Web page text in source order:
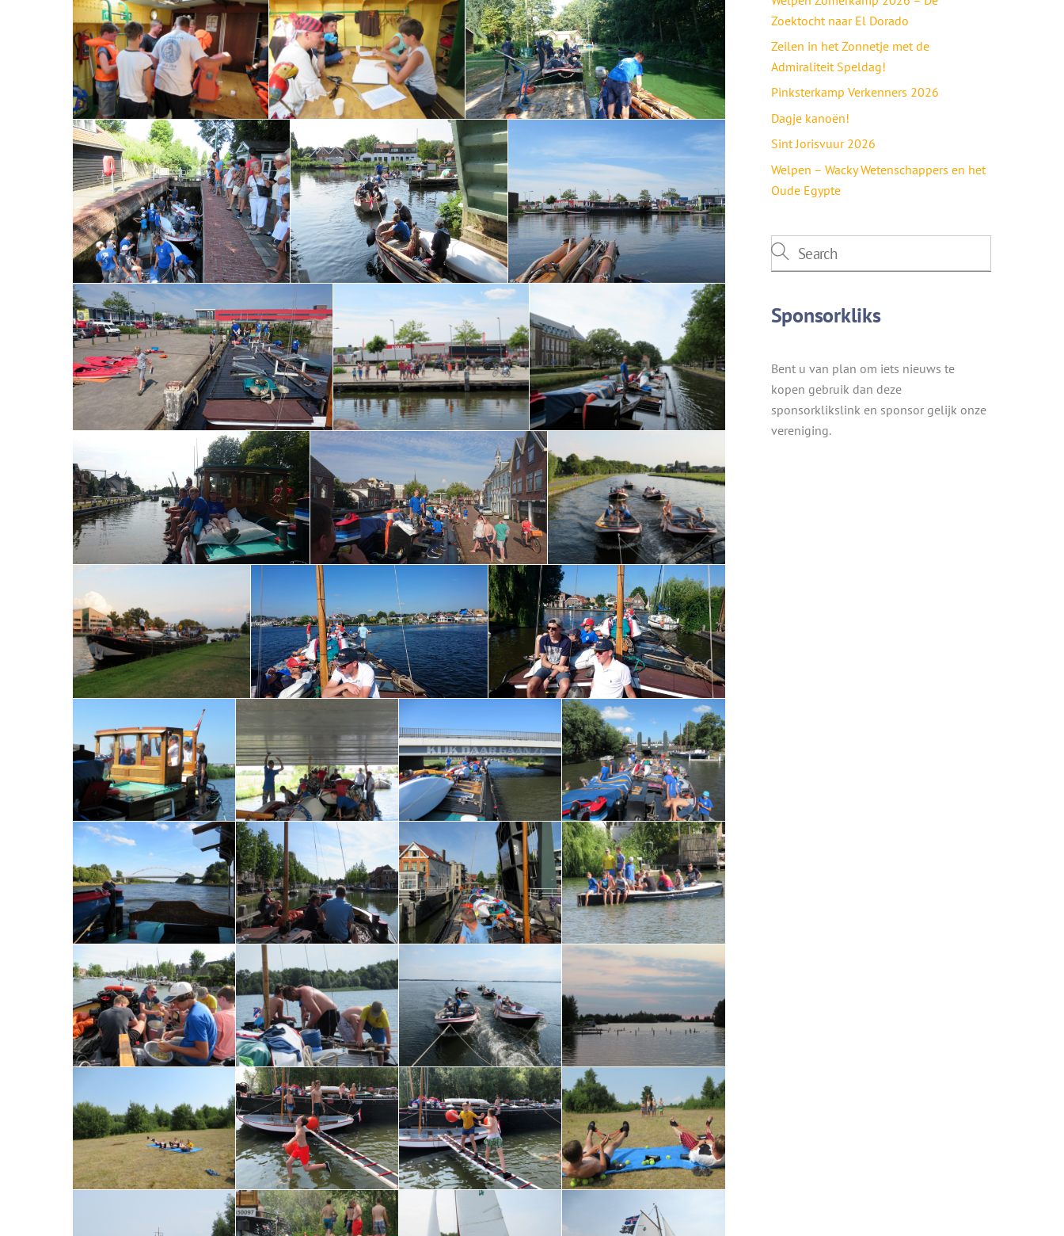
Zoektocht naar El Dorado
Zeilen in het Zonnetje met de
Admiraliteit Speldag!
Pinksterkamp Verkenners 2026
Dagje kanoën!
Sint Jorisvuur 2026
Welpen – Wacky Wetenschappers en het
Oude Egypte
Sponsorkliks
Bent u van plan om iets nieuws te
kopen gebruik dan deze
sponsorklikslink en sponsor gelijk onze
vereniging.